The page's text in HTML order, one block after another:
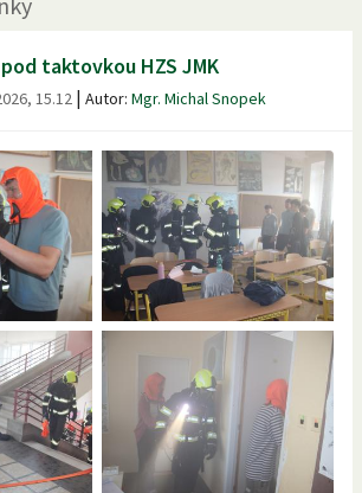
taktovkou HZS JMK
15.12 | Autor: Mgr. Michal Snopek